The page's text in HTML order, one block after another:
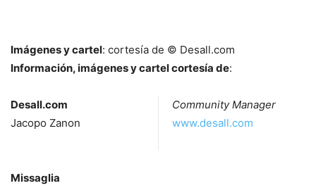
Imágenes y cartel: cortesía de © Desall.com
Información, imágenes y cartel cortesía de:
Desall.com
Jacopo Zanon
Community Manager
www.desall.com
Missaglia